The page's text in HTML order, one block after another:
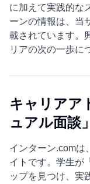
に加えて実践的な
ーンの情報は、当
載されています。
リアの次の一歩に
キャリアア
ュアル面談
インターン.comは
イトです。学生が
ップを見つけ、実